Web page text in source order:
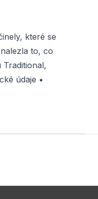
které se
to, co
údaje •